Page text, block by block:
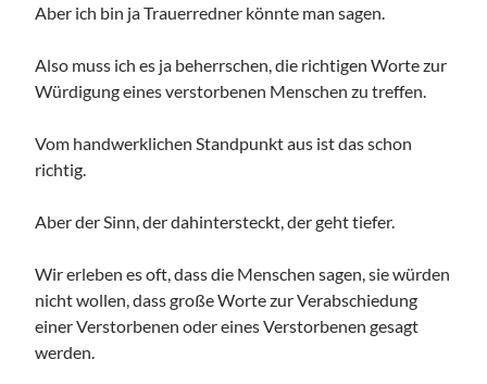
Aber ich bin ja Trauerredner könnte man sagen.
Also muss ich es ja beherrschen, die richtigen Worte zur
Würdigung eines verstorbenen Menschen zu treffen.
Vom handwerklichen Standpunkt aus ist das schon
richtig.
Aber der Sinn, der dahintersteckt, der geht tiefer.
Wir erleben es oft, dass die Menschen sagen, sie würden
nicht wollen, dass große Worte zur Verabschiedung
einer Verstorbenen oder eines Verstorbenen gesagt
werden.